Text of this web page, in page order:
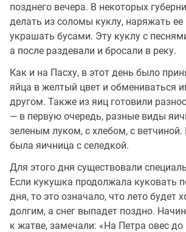
позднего вечера. В некоторых
делать из соломы куклу, наряжать
украшать бусами. Эту куклу с
а после раздевали и бросали в реку.
Как и на Пасху, в этот день было
яйца в желтый цвет и обмениваться
другом. Также из яиц готовили
— в первую очередь, разные виды
зеленым луком, с хлебом, с ветчиной.
была яичница с селедкой.
Для этого дня существовали
Если кукушка продолжала куковать
дня, то это означало, что лето будет
долгим, а снег выпадет поздно.
к жатве, замечали: «На Петра овес